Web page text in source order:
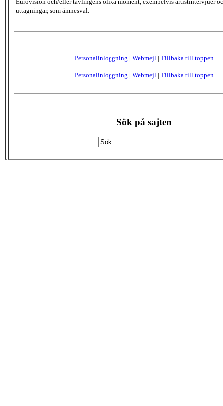
Eurovision och/eller tävlingens olika moment, exempelvis artistintervjuer
uttagningar, som ämnesval.
Personalinloggning | Webmejl| Tillbaka till toppen
Personalinloggning | Webmejl| Tillbaka till toppen
Sök på sajten